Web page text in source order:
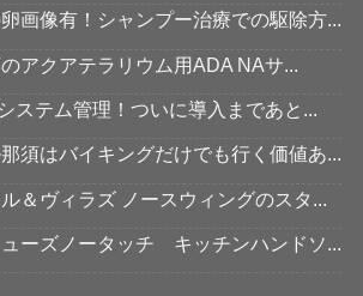
画像有！シャンプー治療での駆除方...
アクアテラリウム用ADA NAサ...
ステム管理！ついに導入まであと...
須はバイキングだけでも行く価値あ...
＆ヴィラズ ノースウィングのスタ...
ーズノータッチ キッチンハンドソ...